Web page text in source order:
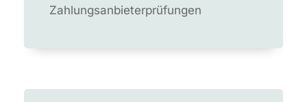
Zahlungsanbieterprüfungen